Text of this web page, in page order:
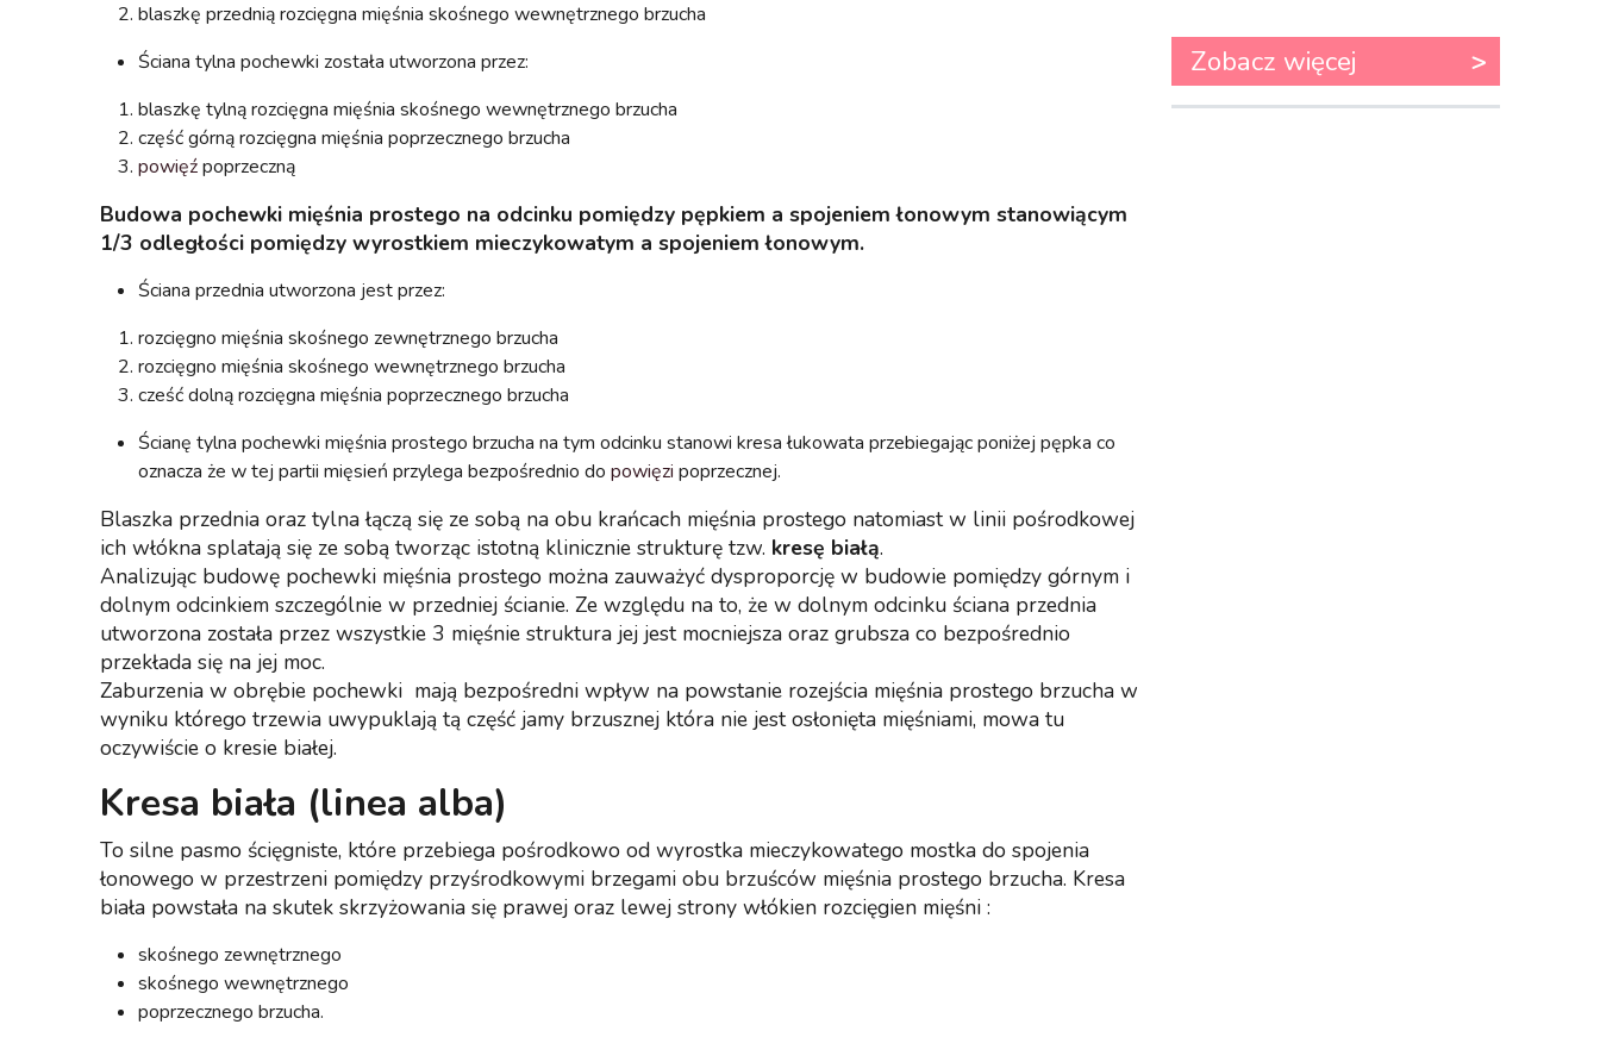
blaszkę przednią rozcięgna mięśnia skośnego wewnętrznego brzucha
Ściana tylna pochewki została utworzona przez:
blaszkę tylną rozcięgna mięśnia skośnego wewnętrznego brzucha
część górną rozcięgna mięśnia poprzecznego brzucha
powięźpoprzeczną
Budowa pochewki mięśnia prostego na odcinku pomiędzy pępkiem a spojeniem łonowym stanowiącym
1/3 odległości pomiędzy wyrostkiem mieczykowatym a spojeniem łonowym.
Ściana przednia utworzona jest przez:
rozcięgno mięśnia skośnego zewnętrznego brzucha
rozcięgno mięśnia skośnego wewnętrznego brzucha
cześć dolną rozcięgna mięśnia poprzecznego brzucha
Ścianę tylna pochewki mięśnia prostego brzucha na tym odcinku stanowi kresa łukowata przebiegając poniżej pępka co
oznacza że w tej partii mięsień przylega bezpośrednio do powięzi poprzecznej.
Blaszka przednia oraz tylna łączą się ze sobą na obu krańcach mięśnia prostego natomiast w linii pośrodkowej
ich włókna splatają się ze sobą tworząc istotną klinicznie strukturę tzw. kresę białą.
Analizując budowę pochewki mięśnia prostego można zauważyć dysproporcję w budowie pomiędzy górnym i
dolnym odcinkiem szczególnie w przedniej ścianie. Ze względu na to, że w dolnym odcinku ściana przednia
utworzona została przez wszystkie 3 mięśnie struktura jej jest mocniejsza oraz grubsza co bezpośrednio
przekłada się na jej moc.
Zaburzenia w obrębie pochewki mają bezpośredni wpływ na powstanie rozejścia mięśnia prostego brzucha w
wyniku którego trzewia uwypuklają tą część jamy brzusznej która nie jest osłonięta mięśniami, mowa tu
oczywiście o kresie białej.
Kresa biała (linea alba)
To silne pasmo ścięgniste, które przebiega pośrodkowo od wyrostka mieczykowatego mostka do spojenia
łonowego w przestrzeni pomiędzy przyśrodkowymi brzegami obu brzuśców mięśnia prostego brzucha. Kresa
biała powstała na skutek skrzyżowania się prawej oraz lewej strony włókien rozcięgien mięśni :
skośnego zewnętrznego
skośnego wewnętrznego
poprzecznego brzucha.
Zobacz więcej